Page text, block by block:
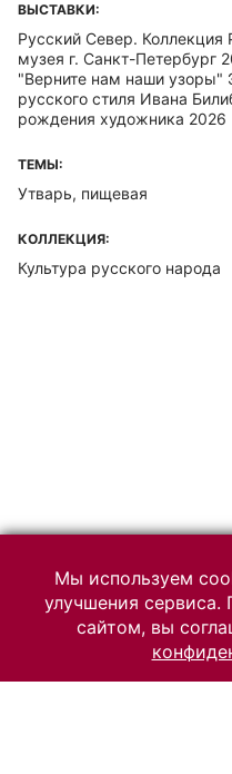
ВЫСТАВКИ:
Русский Север. Коллекция
музея г. Санкт-Петербург
"Верните нам наши узоры"
русского стиля Ивана
рождения художника 2026
ТЕМЫ:
Утварь, пищевая
КОЛЛЕКЦИЯ:
Культура русского народа
Мы используем
улучшения сервиса.
сайтом, вы